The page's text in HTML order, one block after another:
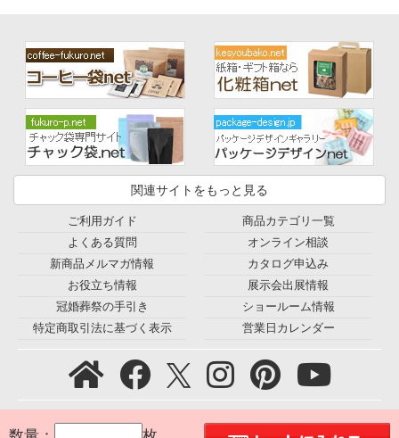
関連サイトをもっと見る
ご利用ガイド
よくある質問
新商品メルマガ情報
お役立ち情報
冠婚葬祭の手引き
特定商取引法に基づく表示
商品カテゴリ一覧
オンライン相談
カタログ申込み
展示会出展情報
ショールーム情報
営業日カレンダー